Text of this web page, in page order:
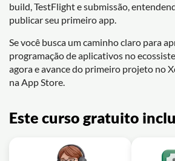
build, TestFlight e submissão,
publicar seu primeiro app.
Se você busca um caminho claro para
programação de aplicativos no
agora e avance do primeiro projeto no
na App Store.
Este curso gratuito